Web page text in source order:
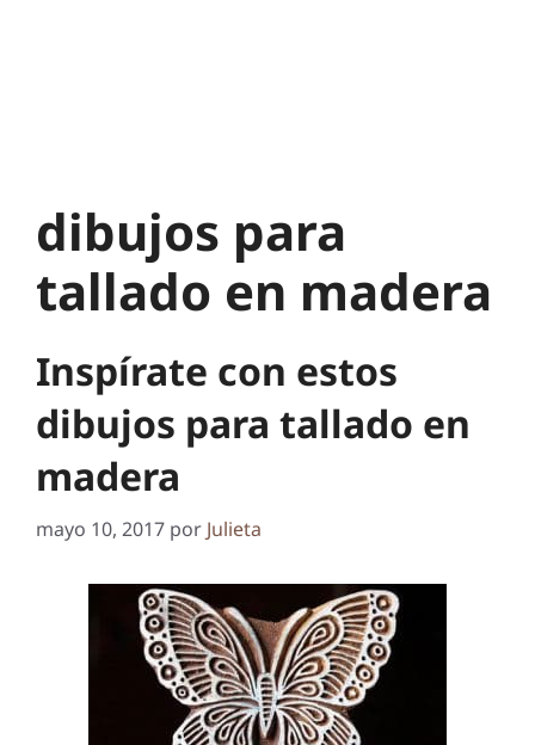
dibujos para
tallado en madera
Inspírate con estos
dibujos para tallado en
madera
mayo 10, 2017 por Julieta